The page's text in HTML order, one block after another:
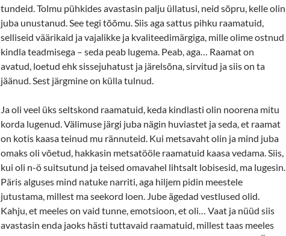
tundeid. Tolmu pühkides avastasin palju üllatusi, neid sõpru, kelle olin
juba unustanud. See tegi tõõmu. Siis aga sattus pihku raamatuid,
selliseid väärikaid ja vajalikke ja kvaliteedimärgiga, mille olime ostnud
kindla teadmisega – seda peab lugema. Peab, aga… Raamat on
avatud, loetud ehk sissejuhatust ja järelsõna, sirvitud ja siis on ta
jäänud. Sest järgmine on külla tulnud.
Ja oli veel üks seltskond raamatuid, keda kindlasti olin noorena mitu
korda lugenud. Välimuse järgi juba nägin huviastet ja seda, et raamat
on kotis kaasa teinud mu rännuteid. Kui metsavaht olin ja mind juba
omaks oli võetud, hakkasin metsatööle raamatuid kaasa vedama. Siis,
kui oli n-ö suitsutund ja teised omavahel lihtsalt lobisesid, ma lugesin.
Päris alguses mind natuke narriti, aga hiljem pidin meestele
jutustama, millest ma seekord loen. Jube ägedad vestlused olid.
Kahju, et meeles on vaid tunne, emotsioon, et oli… Vaat ja nüüd siis
avastasin enda jaoks hästi tuttavaid raamatuid, millest taas meeles